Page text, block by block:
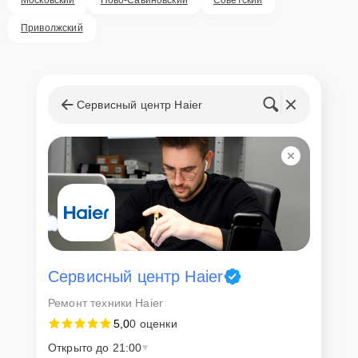
Внимание! Устройство отправляется на ремонт только после
клиентом. Стоимость ремонта фиксируется и не может быть
мастера
Если у клиента нет времени или возможности для перемещения
крупногабаритной техники, он может заказать курьерскую
доставку или услугу выезда мастера. Специалист приедет в
удобное место и время, проведет тщательную диагностику и при
наличии оборудования осуществит оперативный ремонт.
Как приехать в сервисный
диагностику и ремонт. Для этого нужно позвонить по телефону
горячей линии или оставить заявку, согласовать удобное время и
Приволжский
Сервисный центр Haier
Сервисный центр Haier
Ремонт техники Haier
5,00 оценки
Открыто до 21:00